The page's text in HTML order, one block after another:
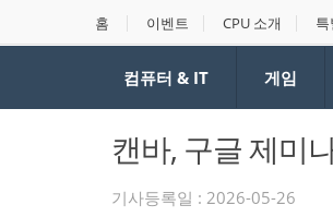
홈 이벤트 CPU 소개
컴퓨터 & IT 게임
캔바, 구글 제미
기사등록일 : 2026-05-26